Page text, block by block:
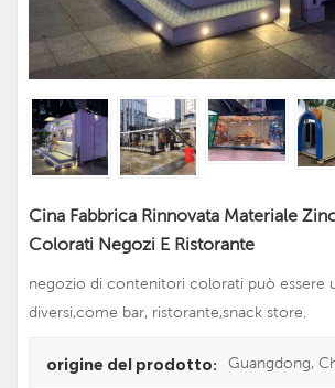
Cina Fabbrica Rinnovata Materiale
Colorati Negozi E Ristorante
negozio di contenitori colorati può essere
diversi,come bar, ristorante,snack store.
origine del prodotto: Guangdong,